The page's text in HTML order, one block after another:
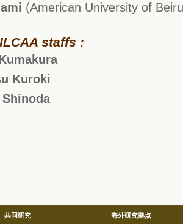
(American University of
staffs :
Kuroki
共同研究 海外研究拠点